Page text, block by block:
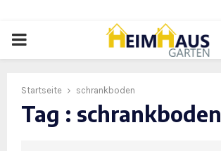
PRIMARY
Startseite schrankboden
Tag : schrankboden